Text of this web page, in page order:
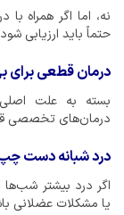
نه، اما اگر همراه
حتماً باید ارزیابی
درمان قطعی
بسته به علت
درمان‌های تخصصی
درد شبانه دست
اگر درد بیشتر
یا مشکلات عضلانی